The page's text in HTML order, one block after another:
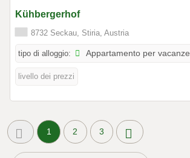
Kühbergerhof
8732 Seckau, Stiria, Austria
tipo di alloggio: Appartamento per vacanze
livello dei prezzi
1 2 3